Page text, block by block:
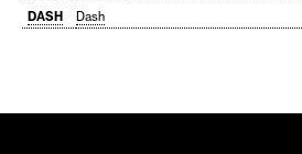
DASH
Dash